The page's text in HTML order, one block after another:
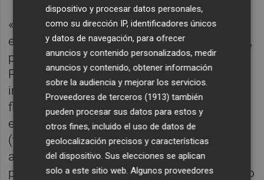
«El procesamiento del tiempo durante la
exploración mental de recuerdos» (TIEMPO),
presentado porRaphael Kaplandel Área de
Psicología y Ciencias Cognoscitivas,
investiga cómo el cerebro escala de forma
flexible la duración de los acontecimientos y
estudia cómo se almacenan y manipulan
(temporally scale) las duraciones de los
acontecimientos en la memoria. Así se
podría comprender mejor el papel del tiempo
dispositivo y procesar datos personales,
como su dirección IP, identificadores únicos
y datos de navegación, para ofrecer
anuncios y contenido personalizados, medir
anuncios y contenido, obtener información
sobre la audiencia y mejorar los servicios.
Proveedores de terceros (1913) también
pueden procesar sus datos para estos y
otros fines, incluido el uso de datos de
geolocalización precisos y características
del dispositivo. Sus elecciones se aplican
solo a este sitio web. Algunos proveedores